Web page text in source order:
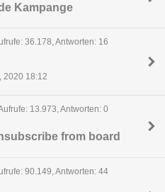
Kampange
36.178, Antworten: 16
2020 18:12
13.973, Antworten: 0
from board
90.149, Antworten: 44